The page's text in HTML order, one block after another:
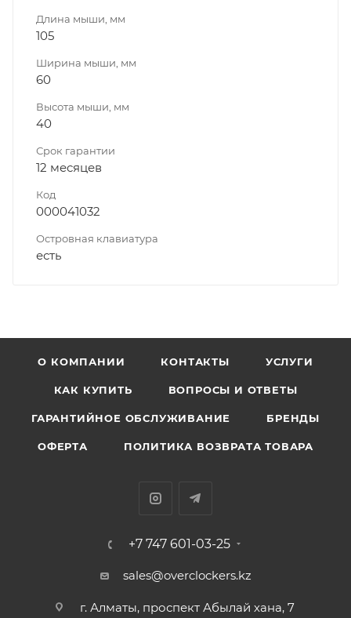
Длина мыши, мм
105
Ширина мыши, мм
60
Высота мыши, мм
40
Срок гарантии
12 месяцев
Код
000041032
Островная клавиатура
есть
О КОМПАНИИ КОНТАКТЫ УСЛУГИ
КАК КУПИТЬ ВОПРОСЫ И ОТВЕТЫ
ГАРАНТИЙНОЕ ОБСЛУЖИВАНИЕ БРЕНДЫ
ОФЕРТА ПОЛИТИКА ВОЗВРАТА ТОВАРА
+7 747 601-03-25
sales@overclockers.kz
г. Алматы, проспект Абылай хана, 7